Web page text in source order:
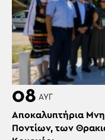
08 ΑΥΓ
Αποκαλυπτήρια
Ποντίων, των